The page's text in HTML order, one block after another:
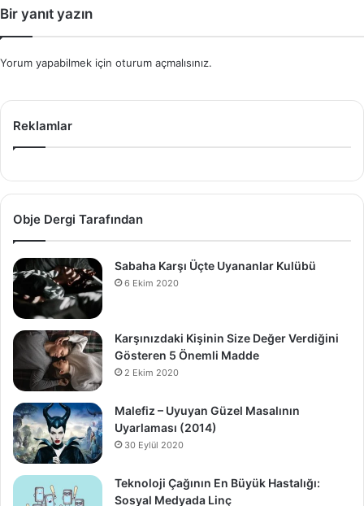
Bir yanıt yazın
Yorum yapabilmek için oturum açmalısınız.
Reklamlar
Obje Dergi Tarafından
Sabaha Karşı Üçte Uyananlar Kulübü
6 Ekim 2020
Karşınızdaki Kişinin Size Değer Verdiğini
Gösteren 5 Önemli Madde
2 Ekim 2020
Malefiz – Uyuyan Güzel Masalının
Uyarlaması (2014)
30 Eylül 2020
Teknoloji Çağının En Büyük Hastalığı:
Sosyal Medyada Linç